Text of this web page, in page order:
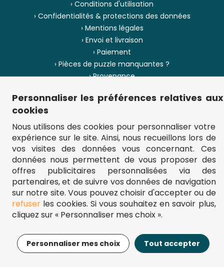
9,99€ Ajouter au panier
› Conditions d'utilisation
› Confidentialités & protections des données
› Mentions légales
› Envoi et livraison
› Paiement
› Pièces de puzzle manquantes ?
› Provenance
› Plan du site
** Frais d'envoi = 6,95 € (France) / gratuit à partir de 45 €.
fou-de-puzzle.com : le site référence pour acheter des puzzles de
qualité à bon prix.
© Fou-de-puzzle.com 2011 - 2026
Personnaliser les préférences relatives aux
cookies
Nous utilisons des cookies pour personnaliser votre
expérience sur le site. Ainsi, nous recueillons lors de
vos visites des données vous concernant. Ces
données nous permettent de vous proposer des
offres publicitaires personnalisées via des
partenaires, et de suivre vos données de navigation
sur notre site. Vous pouvez choisir d'accepter ou de
refuserles cookies. Si vous souhaitez en savoir plus,
cliquez sur « Personnaliser mes choix ».
Personnaliser mes choix Tout accepter